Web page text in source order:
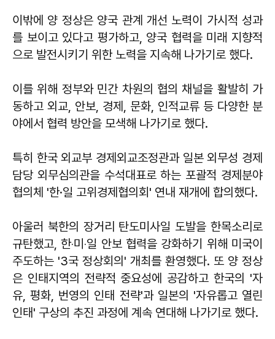
이밖에 양 정상은 양국 관계 개선 노력이 가시적 성과
를 보이고 있다고 평가하고, 양국 협력을 미래 지향적
으로 발전시키기 위한 노력을 지속해 나가기로 했다.
이를 위해 정부와 민간 차원의 협의 채널을 활발히 가
동하고 외교, 안보, 경제, 문화, 인적교류 등 다양한 분
야에서 협력 방안을 모색해 나가기로 했다.
특히 한국 외교부 경제외교조정관과 일본 외무성 경제
담당 외무심의관을 수석대표로 하는 포괄적 경제분야
협의체 '한·일 고위경제협의회' 연내 재개에 합의했다.
아울러 북한의 장거리 탄도미사일 도발을 한목소리로
규탄했고, 한‧미‧일 안보 협력을 강화하기 위해 미국이
주도하는 '3국 정상회의' 개최를 환영했다. 또 양 정상
은 인태지역의 전략적 중요성에 공감하고 한국의 '자
유, 평화, 번영의 인태 전략'과 일본의 '자유롭고 열린
인태' 구상의 추진 과정에 계속 연대해 나가기로 했다.